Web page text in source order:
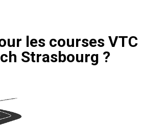
les courses VTC
Strasbourg ?